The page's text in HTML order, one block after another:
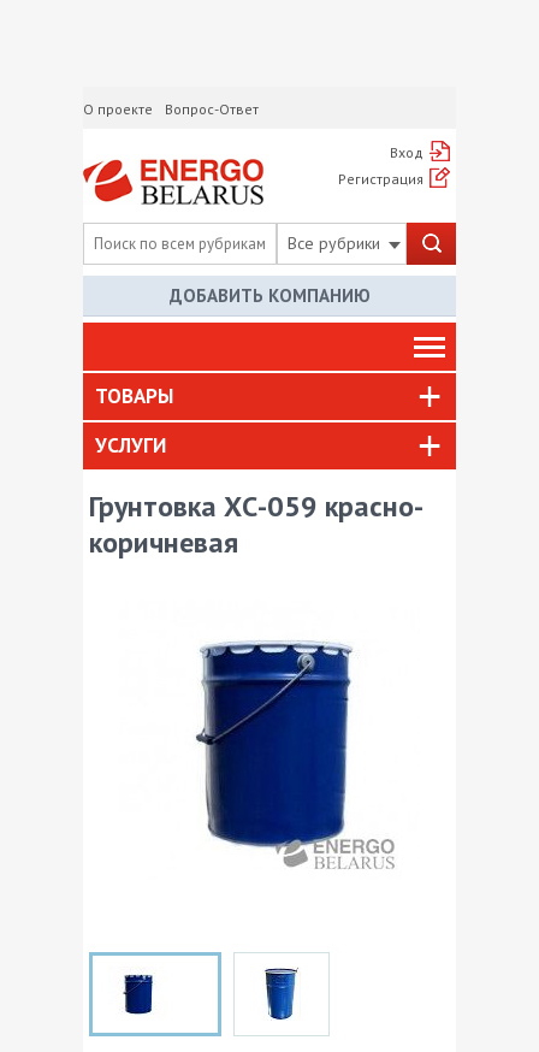
О проекте Вопрос-Ответ
Вход
Регистрация
Все рубрики
ДОБАВИТЬ КОМПАНИЮ
ТОВАРЫ
УСЛУГИ
Грунтовка ХС-059 красно-
коричневая